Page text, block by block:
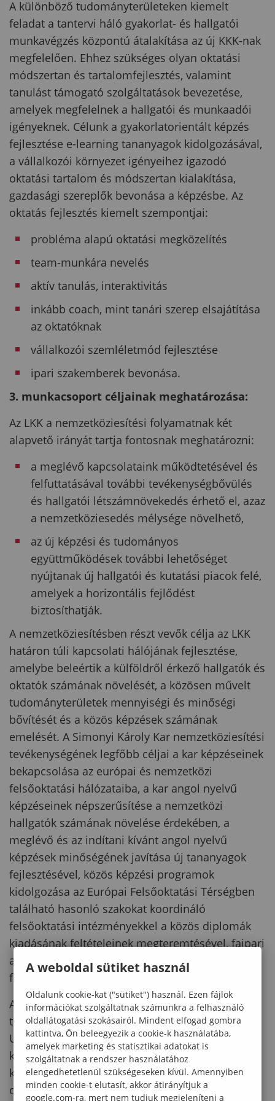
A különböző tudományterületeken kiemelt
feladat a tantervi háló gyakorlat- és hallgatói
munkavégzés központú átalakítása az új KKK-nak
megfelelően. Ehhez szükséges olyan oktatási
módszertan és tartalomfejlesztés, valamint
tanulást támogató szolgáltatások bevezetése,
amelyek megfelelnek a hallgatói és munkaadói
igényeknek. Célunk a gyakorlatorientált képzés
fejlesztése e-learning tananyagok kidolgozásával,
a vállalkozói környezet igényeihez igazodó
oktatási tartalom és módszertan kialakítása,
gazdasági szereplők bevonása a képzésbe. Az
oktatás fejlesztés kiemelt szempontjai:
probléma alapú oktatási megközelítés
team-munkára nevelés
aktív tanulás, interaktivitás
inkább coach, mint tanári szerep elsajátítása
az oktatóknak
vállalkozói szemléletmód fejlesztése
ipari szakemberek bevonása.
3. munkacsoport céljainak meghatározása:
Az LKK a nemzetköziesítési folyamatnak két
alapvető irányát tartja fontosnak meghatározni:
a meglévő kapcsolataink működtetésével és
felfuttatásával további tevékenységbővülés
és hallgatói létszámnövekedés érhető el, azaz
a nemzetköziesedés mélysége növelhető,
az új képzési és tudományos
együttműködések további lehetőséget
nyújtanak új hallgatói és kutatási piacok felé,
amelyek a horizontális fejlődést
biztosíthatják.
A nemzetköziesítésben részt vevők célja az LKK
határon túli kapcsolati hálójának fejlesztése,
amelybe beleértik a külföldről érkező hallgatók és
oktatók számának növelését, a közösen művelt
tudományterületek mennyiségi és minőségi
bővítését és a közös képzések számának
emelését. A Simonyi Károly Kar nemzetköziesítési
tevékenységének legfőbb céljai a kar képzéseinek
bekapcsolása az európai és nemzetközi
felsőoktatási hálózataiba, a kar angol nyelvű
képzéseinek népszerűsítése a nemzetközi
hallgatók számának növelése érdekében, a
meglévő és az indítani kívánt angol nyelvű
képzések minőségének javítása új tananyagok
fejlesztésével, közös képzési programok
kidolgozása az Európai Felsőoktatási Térségben
található hasonló szakokat koordináló
felsőoktatási intézményekkel a közös diplomák
kiadásának feltételeinek megteremtésével, faipari
alap- és mesterszakok kialakítása határon túli
felsőoktatási intézménnyel.
A Benedek Elek Pedagógiai Kar nemzetköziesítési
tevékenységének alapvető célja az Európai
Uniós/EGT és Kárpát-medencei meglévő
kapcsolatok megerősítése, új kapcsolatok
kialakítása. Lehetővé kívánjuk tenni, hogy a BPK
oktatói és hallgatói megismerhessék a
A weboldal sütiket használ
Oldalunk cookie-kat ("sütiket") használ. Ezen fájlok
információkat szolgáltatnak számunkra a felhasználó
oldallátogatási szokásairól. Mindent elfogad gombra
kattintva, Ön beleegyezik a cookie-k használatába,
amelyek marketing és statisztikai adatokat is
szolgáltatnak a rendszer használatához
elengedhetetlenül szükségeseken kívül. Amennyiben
minden cookie-t elutasít, akkor átirányítjuk a
google.com-ra, mert nem tudjuk megjeleníteni a